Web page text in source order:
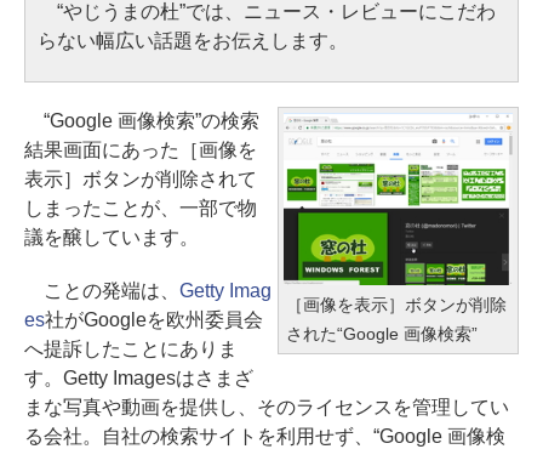
“やじうまの杜”では、ニュース・レビューにこだわ
らない幅広い話題をお伝えします。
［画像を表示］ボタンが削除
された“Google 画像検索”
“Google 画像検索”の検索
結果画面にあった［画像を
表示］ボタンが削除されて
しまったことが、一部で物
議を醸しています。
ことの発端は、 Getty Imag
es社がGoogleを欧州委員会
へ提訴したことにありま
す。Getty Imagesはさまざ
まな写真や動画を提供し、そのライセンスを管理してい
る会社。自社の検索サイトを利用せず、“Google 画像検